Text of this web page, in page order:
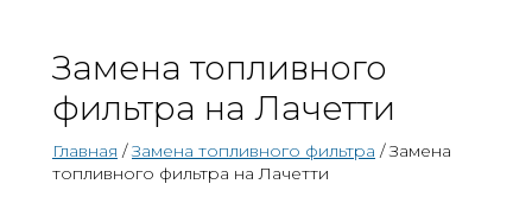
Замена топливного
фильтра на Лачетти
Главная /Замена топливного фильтра / Замена
топливного фильтра на Лачетти